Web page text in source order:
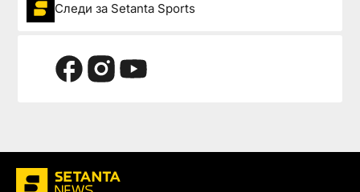
Следи за Setanta Sports